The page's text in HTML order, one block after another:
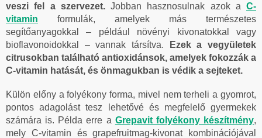
veszi fel a szervezet.Jobban hasznosulnak azok a C-
vitamin formulák, amelyek más természetes
segítőanyagokkal – például növényi kivonatokkal vagy
bioflavonoidokkal – vannak társítva.
Ezek a vegyületek
citrusokban található antioxidánsok, amelyek fokozzák a
C-vitamin hatását, és önmagukban is védik a sejteket.
Külön előny a folyékony forma, mivel nem terheli a gyomrot,
pontos adagolást tesz lehetővé és megfelelő gyermekek
számára is. Példa erre a Grepavit folyékony készítmény,
mely C-vitamin és grapefruitmag-kivonat kombinációjával